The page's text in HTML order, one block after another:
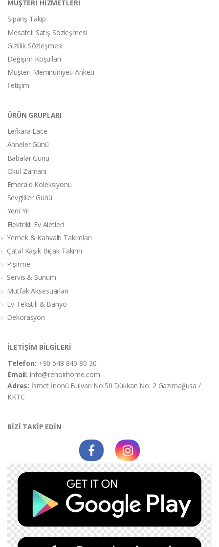
MÜŞTERİ HİZMETLERİ
Sipariş Takip
Mesafeli Satış Sözleşmesi
Gizlilik Sözleşmesi
Değişim Koşulları
Müşteri Memnuniyeti Anketi
İletişim
ÜRÜN GRUPLARI
Lefkara Lace
Anneler Günü
Babalar Günü
Okul Zamanı
Emerald Koleksiyonu
Sevgililer Günü
Yeni Yıl
Elektrikli Ev Aletleri
Yemek & Kahvaltı Takımları
Çatal Kaşık Bıçak Takımı
Pişirme
Servis & Sunum
Mutfak Aksesuarları
Ev Tekstili & Banyo
Dekorasyon
İLETİŞİM BİLGİLERİ
Telefon: +90 548 840 80 30
Email:info@renoirhome.com
Adres: İsmet İnonü Bulvarı No:50 Dükkan No: 2 Gazimağusa /
KKTC
BİZİ TAKİP EDİN